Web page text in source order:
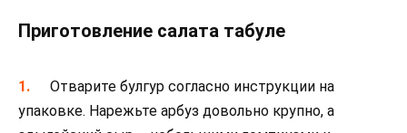
Приготовление салата табуле
Отварите булгур согласно инструкции на
упаковке. Нарежьте арбуз довольно крупно, а